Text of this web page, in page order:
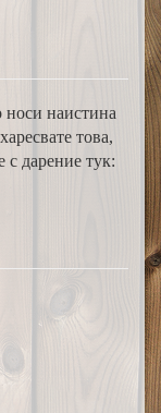
наистина
това,
с дарение тук: